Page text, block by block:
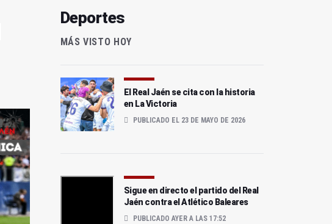
Deportes
MÁS VISTO HOY
El Real Jaén se cita con la historia
en La Victoria
PUBLICADO EL 23 DE MAYO DE 2026
Sigue en directo el partido del Real
Jaén contra el Atlético Baleares
PUBLICADO AYER A LAS 17:52